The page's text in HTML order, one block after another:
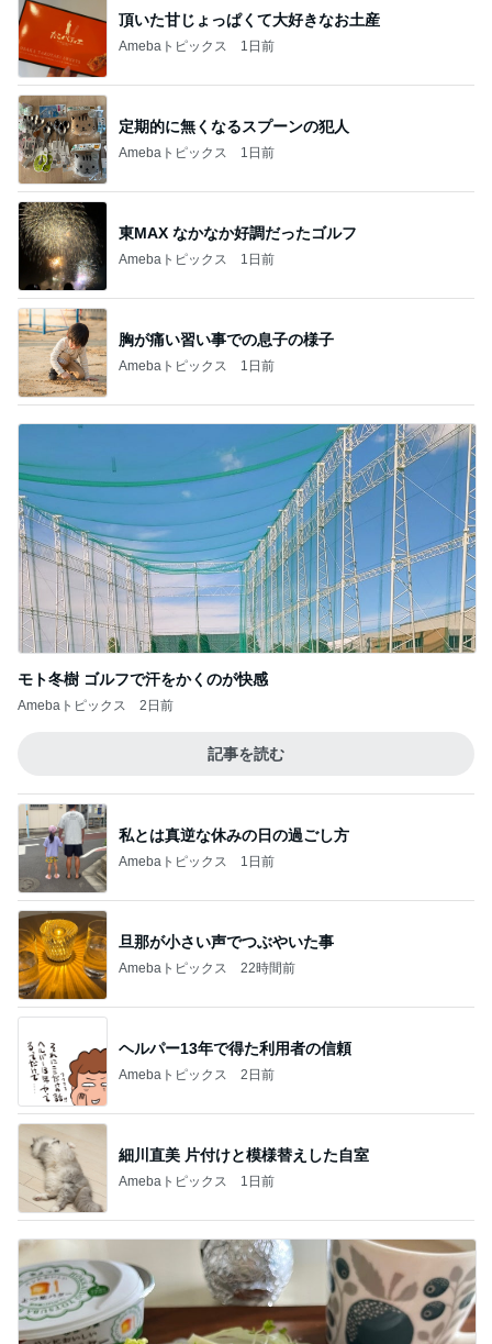
頂いた甘じょっぱくて大好きなお土産
Amebaトピックス 1日前
定期的に無くなるスプーンの犯人
Amebaトピックス 1日前
東MAX なかなか好調だったゴルフ
Amebaトピックス 1日前
胸が痛い習い事での息子の様子
Amebaトピックス 1日前
モト冬樹 ゴルフで汗をかくのが快感
Amebaトピックス 2日前
記事を読む
私とは真逆な休みの日の過ごし方
Amebaトピックス 1日前
旦那が小さい声でつぶやいた事
Amebaトピックス 22時間前
ヘルパー13年で得た利用者の信頼
Amebaトピックス 2日前
細川直美 片付けと模様替えした自室
Amebaトピックス 1日前